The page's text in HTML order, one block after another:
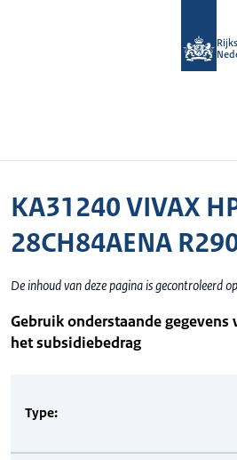
KA31240 VIVAX
28CH84AENA
De inhoud van deze pagina is gecontroleerd
Gebruik onderstaande
het subsidiebedrag
Type: